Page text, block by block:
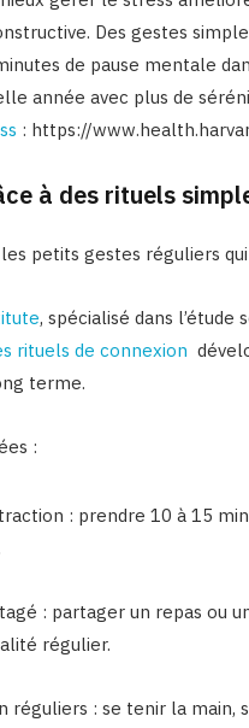
Des gestes
de pause mentale
année avec plus de
: https://
à des rituels
petits gestes réguliers
, spécialisé dans
rituels de connexion
terme.
:
: prendre 10 à 15
: partager un repas ou
régulier.
réguliers : se tenir la main,